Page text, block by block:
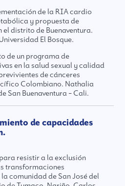
de la RIA cardio
y propuesta de
distrito de Buenaventura.
El Bosque.
de un programa de
en la salud sexual y calidad
de cánceres
Colombiano. Nathalia
San Buenaventura – Cali.
de capacidades
resistir a la exclusión
transformaciones
comunidad de San José del